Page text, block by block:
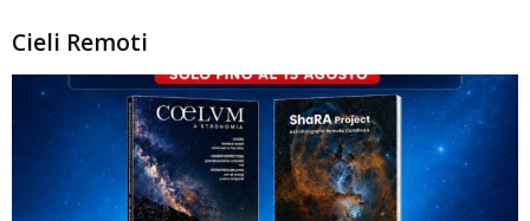
Cieli Remoti